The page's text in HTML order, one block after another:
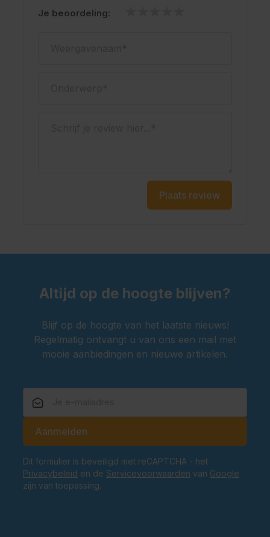
Je beoordeling:
Plaats review
Altijd op de hoogte blijven?
Blijf op de hoogte van het laatste nieuws!
Regelmatig ontvangt u van ons een mail met
mooie aanbiedingen en nieuwe artikelen.
Aanmelden
Dit formulier is beveiligd met reCAPTCHA - het
Privacybeleid en de Servicevoorwaarden van Google
zijn van toepassing.